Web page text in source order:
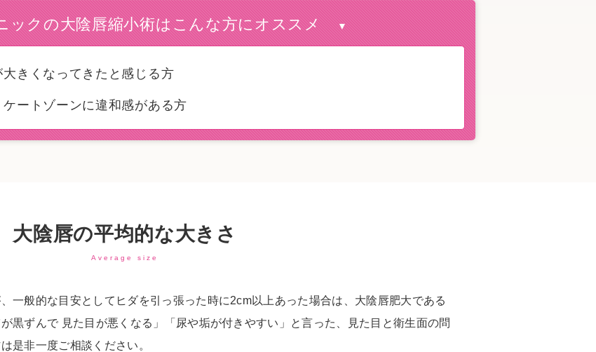
クの大陰唇縮小術はこんな方にオススメ▼
きくなってきたと感じる方
ートゾーンに違和感がある方
大陰唇の平均的な大きさ
Average size
一般的な目安としてヒダを引っ張った時に2cm以上あった場合は、大陰唇肥大である
黒ずんで 見た目が悪くなる」「尿や垢が付きやすい」と言った、見た目と衛生面の問
是非一度ご相談ください。